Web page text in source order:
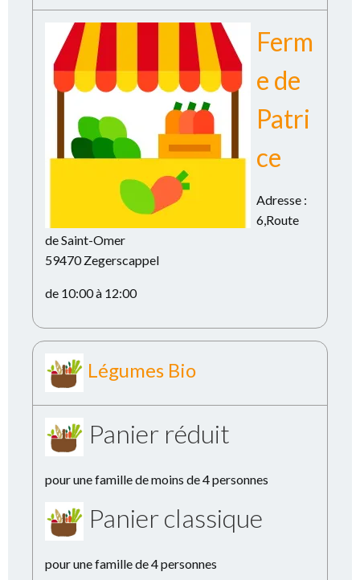
Ferm
e de
Patri
ce
Adresse :
6,Route
de Saint-Omer
59470 Zegerscappel
de 10:00 à 12:00
Légumes Bio
Panier réduit
pour une famille de moins de 4 personnes
Panier classique
pour une famille de 4 personnes